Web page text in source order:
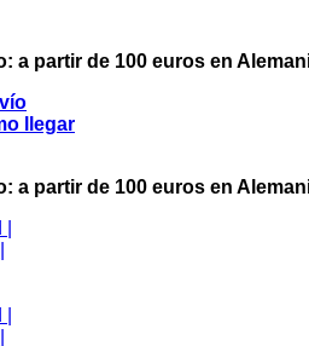
a partir de 100 euros en
llegar
a partir de 100 euros en